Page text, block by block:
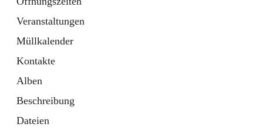
Veranstaltungen
Müllkalender
Kontakte
Alben
Beschreibung
Dateien
neuem
Tab